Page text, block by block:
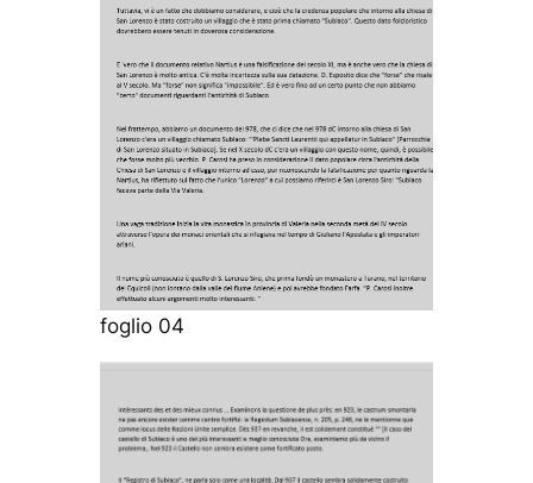
foglio 04